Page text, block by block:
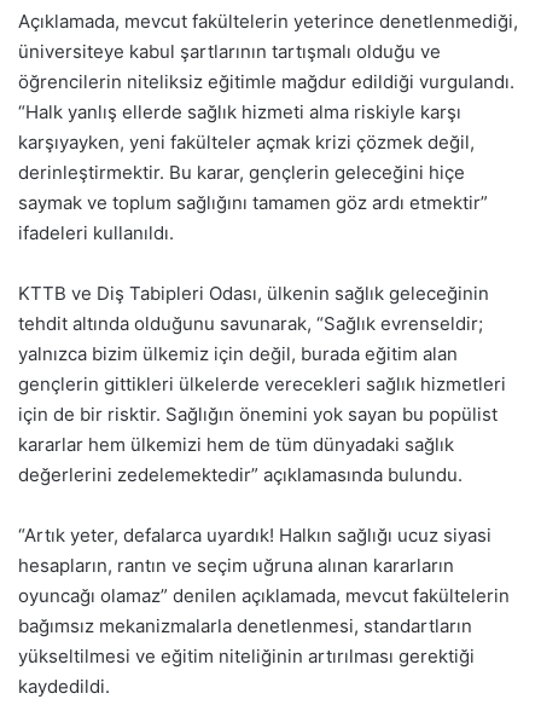
Açıklamada, mevcut fakültelerin yeterince denetlenmediği,
üniversiteye kabul şartlarının tartışmalı olduğu ve
öğrencilerin niteliksiz eğitimle mağdur edildiği vurgulandı.
“Halk yanlış ellerde sağlık hizmeti alma riskiyle karşı
karşıyayken, yeni fakülteler açmak krizi çözmek değil,
derinleştirmektir. Bu karar, gençlerin geleceğini hiçe
saymak ve toplum sağlığını tamamen göz ardı etmektir”
ifadeleri kullanıldı.
KTTB ve Diş Tabipleri Odası, ülkenin sağlık geleceğinin
tehdit altında olduğunu savunarak, “Sağlık evrenseldir;
yalnızca bizim ülkemiz için değil, burada eğitim alan
gençlerin gittikleri ülkelerde verecekleri sağlık hizmetleri
için de bir risktir. Sağlığın önemini yok sayan bu popülist
kararlar hem ülkemizi hem de tüm dünyadaki sağlık
değerlerini zedelemektedir” açıklamasında bulundu.
“Artık yeter, defalarca uyardık! Halkın sağlığı ucuz siyasi
hesapların, rantın ve seçim uğruna alınan kararların
oyuncağı olamaz” denilen açıklamada, mevcut fakültelerin
bağımsız mekanizmalarla denetlenmesi, standartların
yükseltilmesi ve eğitim niteliğinin artırılması gerektiği
kaydedildi.